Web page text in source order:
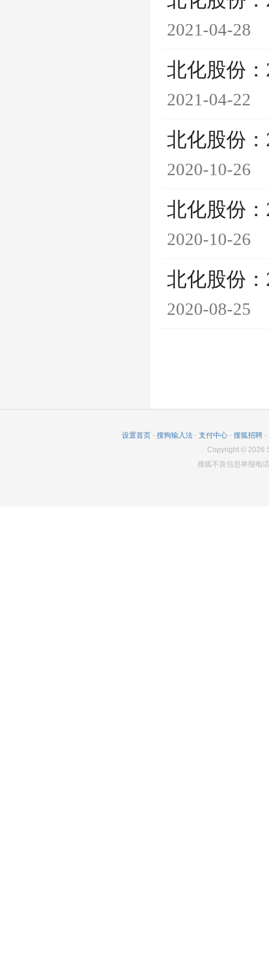
2021-04-28
北化股份
2021-04-22
北化股份
2020-10-26
北化股份
2020-10-26
北化股份
2020-08-25
设置首页 - 搜狗输入法 - 支付中心 - 搜狐招聘 -
Copyright © 2026
搜狐不良信息举报电